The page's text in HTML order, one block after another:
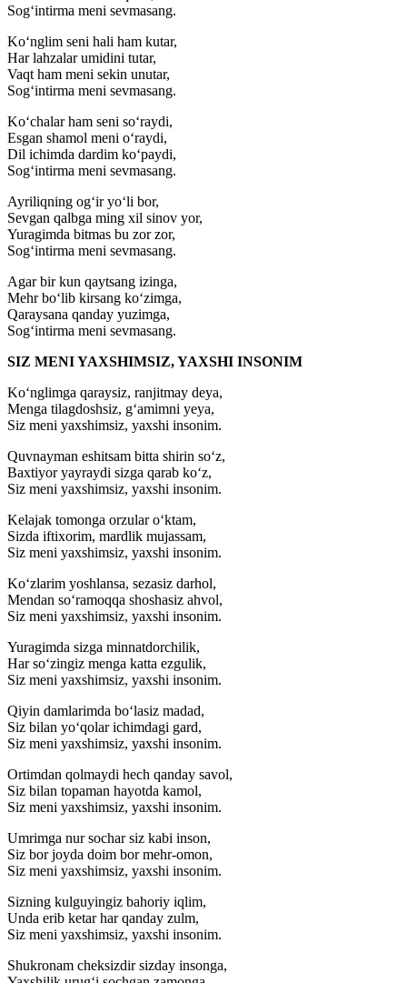
Sog‘intirma meni sevmasang.
Ko‘nglim seni hali ham kutar,
Har lahzalar umidini tutar,
Vaqt ham meni sekin unutar,
Sog‘intirma meni sevmasang.
Ko‘chalar ham seni so‘raydi,
Esgan shamol meni o‘raydi,
Dil ichimda dardim ko‘paydi,
Sog‘intirma meni sevmasang.
Ayriliqning og‘ir yo‘li bor,
Sevgan qalbga ming xil sinov yor,
Yuragimda bitmas bu zor zor,
Sog‘intirma meni sevmasang.
Agar bir kun qaytsang izinga,
Mehr bo‘lib kirsang ko‘zimga,
Qaraysana qanday yuzimga,
Sog‘intirma meni sevmasang.
SIZ MENI YAXSHIMSIZ, YAXSHI INSONIM
Ko‘nglimga qaraysiz, ranjitmay deya,
Menga tilagdoshsiz, g‘amimni yeya,
Siz meni yaxshimsiz, yaxshi insonim.
Quvnayman eshitsam bitta shirin so‘z,
Baxtiyor yayraydi sizga qarab ko‘z,
Siz meni yaxshimsiz, yaxshi insonim.
Kelajak tomonga orzular o‘ktam,
Sizda iftixorim, mardlik mujassam,
Siz meni yaxshimsiz, yaxshi insonim.
Ko‘zlarim yoshlansa, sezasiz darhol,
Mendan so‘ramoqqa shoshasiz ahvol,
Siz meni yaxshimsiz, yaxshi insonim.
Yuragimda sizga minnatdorchilik,
Har so‘zingiz menga katta ezgulik,
Siz meni yaxshimsiz, yaxshi insonim.
Qiyin damlarimda bo‘lasiz madad,
Siz bilan yo‘qolar ichimdagi gard,
Siz meni yaxshimsiz, yaxshi insonim.
Ortimdan qolmaydi hech qanday savol,
Siz bilan topaman hayotda kamol,
Siz meni yaxshimsiz, yaxshi insonim.
Umrimga nur sochar siz kabi inson,
Siz bor joyda doim bor mehr-omon,
Siz meni yaxshimsiz, yaxshi insonim.
Sizning kulguyingiz bahoriy iqlim,
Unda erib ketar har qanday zulm,
Siz meni yaxshimsiz, yaxshi insonim.
Shukronam cheksizdir sizday insonga,